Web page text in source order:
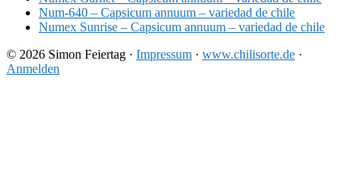
Num-640 – Capsicum annuum – variedad de chile
Numex Sunrise – Capsicum annuum – variedad de chile
© 2026 Simon Feiertag · Impressum · www.chilisorte.de ·
Anmelden